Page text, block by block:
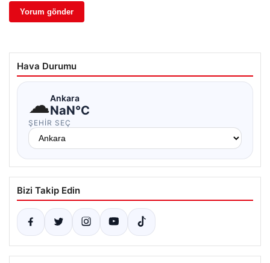
Hava Durumu
☁Ankara
NaN°C
ŞEHIR SEÇ
Bizi Takip Edin